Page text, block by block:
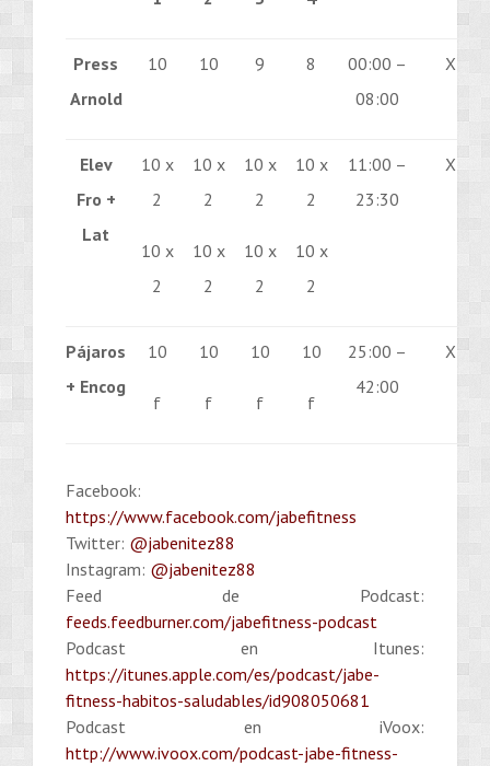
Press
Arnold
10 10 9 8
00:00 –
08:00
X
Elev
Fro +
Lat
10 x
2
10 x
2
10 x
2
10 x
2
10 x
2
10 x
2
10 x
2
10 x
2
11:00 –
23:30
X
Pájaros
+ Encog
10
f
10
f
10
f
10
f
25:00 –
42:00
X
Facebook:
https://www.facebook.com/jabefitness
Twitter: @jabenitez88
Instagram: @jabenitez88
Feed de Podcast:
feeds.feedburner.com/jabefitness-podcast
Podcast en Itunes:
https://itunes.apple.com/es/podcast/jabe-
fitness-habitos-saludables/id908050681
Podcast en iVoox:
http://www.ivoox.com/podcast-jabe-fitness-